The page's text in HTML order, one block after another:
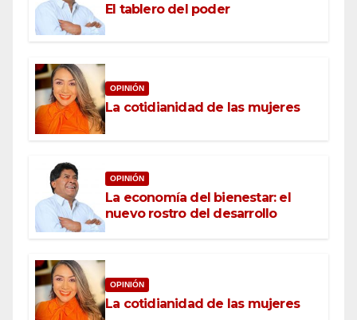
El tablero del poder
OPINIÓN
La cotidianidad de las mujeres
OPINIÓN
La economía del bienestar: el
nuevo rostro del desarrollo
OPINIÓN
La cotidianidad de las mujeres